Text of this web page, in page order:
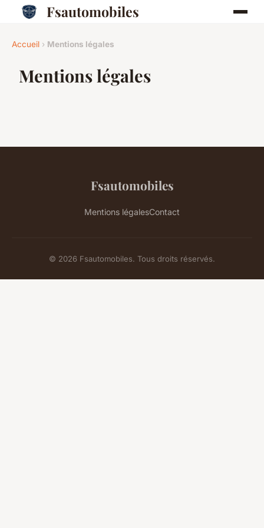
Fsautomobiles
Accueil › Mentions légales
Mentions légales
Fsautomobiles
Mentions légalesContact
© 2026 Fsautomobiles. Tous droits réservés.